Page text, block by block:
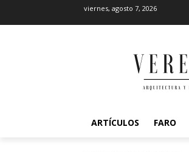
viernes, agosto 7, 2026
ARTÍCULOS FARO